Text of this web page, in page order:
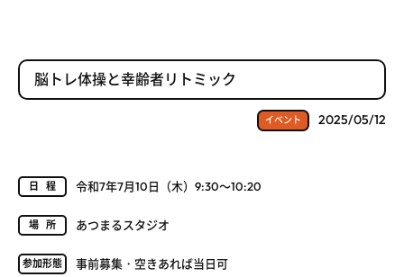
脳トレ体操と幸齢者リトミック
イベント 2025/05/12
日程 令和7年7月10日（木）9:30～10:20
場所 あつまるスタジオ
参加形態 事前募集・空きあれば当日可